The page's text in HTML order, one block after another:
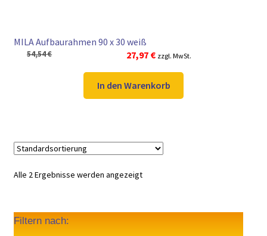
MILA Aufbaurahmen 90 x 30 weiß
54,54€
Ursprünglicher
Preis
war:
54,54 €
27,97 €Aktueller
Preis
ist:
27,97 €.
zzgl. MwSt.
In den Warenkorb
Alle 2 Ergebnisse werden angezeigt
Filtern nach: